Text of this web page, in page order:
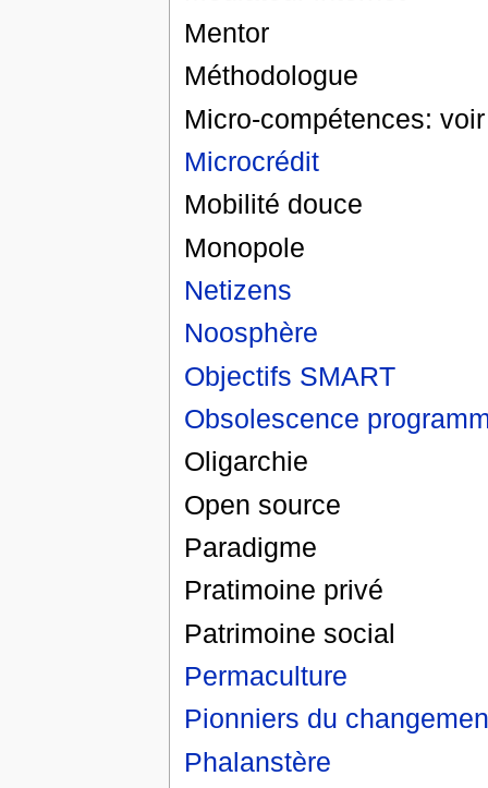
Mentor
Méthodologue
Micro-compétences:
Microcrédit
Mobilité douce
Monopole
Netizens
Noosphère
Objectifs SMART
Obsolescence
Oligarchie
Open source
Paradigme
Pratimoine privé
Patrimoine social
Permaculture
Pionniers du
Phalanstère